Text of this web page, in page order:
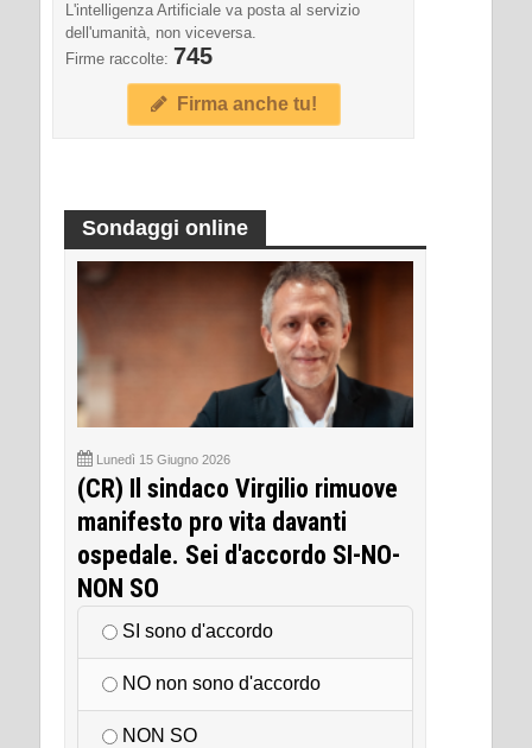
L'intelligenza Artificiale va posta al servizio
dell'umanità, non viceversa.
Firme raccolte: 745
Firma anche tu!
Sondaggi online
Lunedì 15 Giugno 2026
(CR) Il sindaco Virgilio rimuove
manifesto pro vita davanti
ospedale. Sei d'accordo SI-NO-
NON SO
SI sono d'accordo
NO non sono d'accordo
NON SO